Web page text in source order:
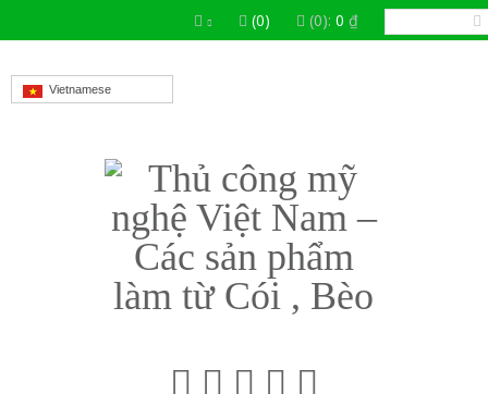
(0) (0): 0 ₫
Vietnamese